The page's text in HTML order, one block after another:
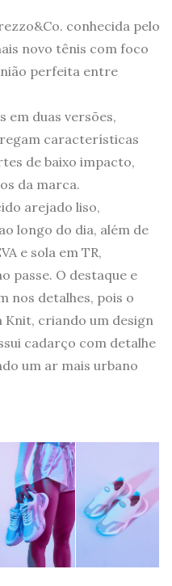
conhecida pelo
novo tênis com foco
perfeita entre
em duas versões,
características
de baixo impacto,
da marca.
arejado liso,
longo do dia, além de
e sola em TR,
passe. O destaque e
nos detalhes, pois o
criando um design
cadarço com detalhe
um ar mais urbano